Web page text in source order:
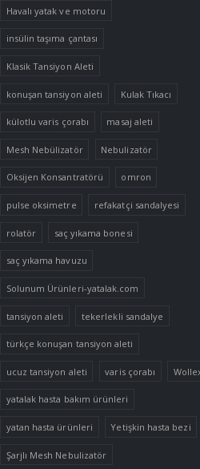
Havalı yatak ve motoru
insülin taşıma çantası
Klasik Tansiyon Aleti
konuşan tansiyon aleti Kulak Tıkacı
külotlu varis çorabı masaj aleti
Mesh Nebülizatör Nebulizatör
Oksijen Konsantratörü omron
pulse oksimetre refakatçi sandalyesi
rolatör saç yıkama bonesi
saç yıkama havuzu
Solunum Ürünleri-yatalak.com
tansiyon aleti tekerlekli sandalye
türkçe konuşan tansiyon aleti
ucuz tansiyon aleti varis çorabı
yatalak hasta bakım ürünleri
yatan hasta ürünleri Yetişkin hasta bezi
Şarjlı Mesh Nebulizatör